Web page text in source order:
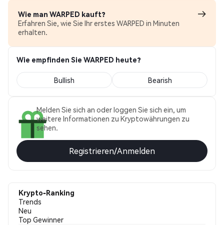
Wie man WARPED kauft?
Erfahren Sie, wie Sie Ihr erstes WARPED in Minuten
erhalten.
Wie empfinden Sie WARPED heute?
Bullish Bearish
Melden Sie sich an oder loggen Sie sich ein, um
weitere Informationen zu Kryptowährungen zu
sehen.
Registrieren/Anmelden
Krypto-Ranking
Trends
Neu
Top Gewinner